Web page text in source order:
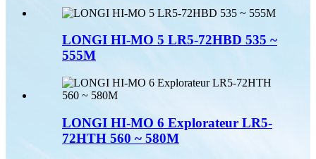
LONGI HI-MO 5 LR5-72HBD 535 ~
555M
LONGI HI-MO 6 Explorateur LR5-
72HTH 560 ~ 580M